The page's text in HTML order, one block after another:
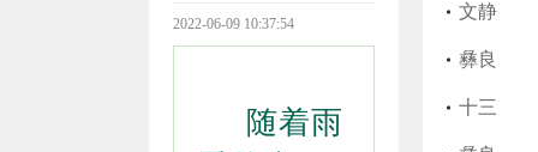
2022-06-09 10:37:54
随着雨
始，
彝良
县实
师执
业证
书遗
县202
5年上
半年
文静
莲护
士执
​彝良
县艺
十三